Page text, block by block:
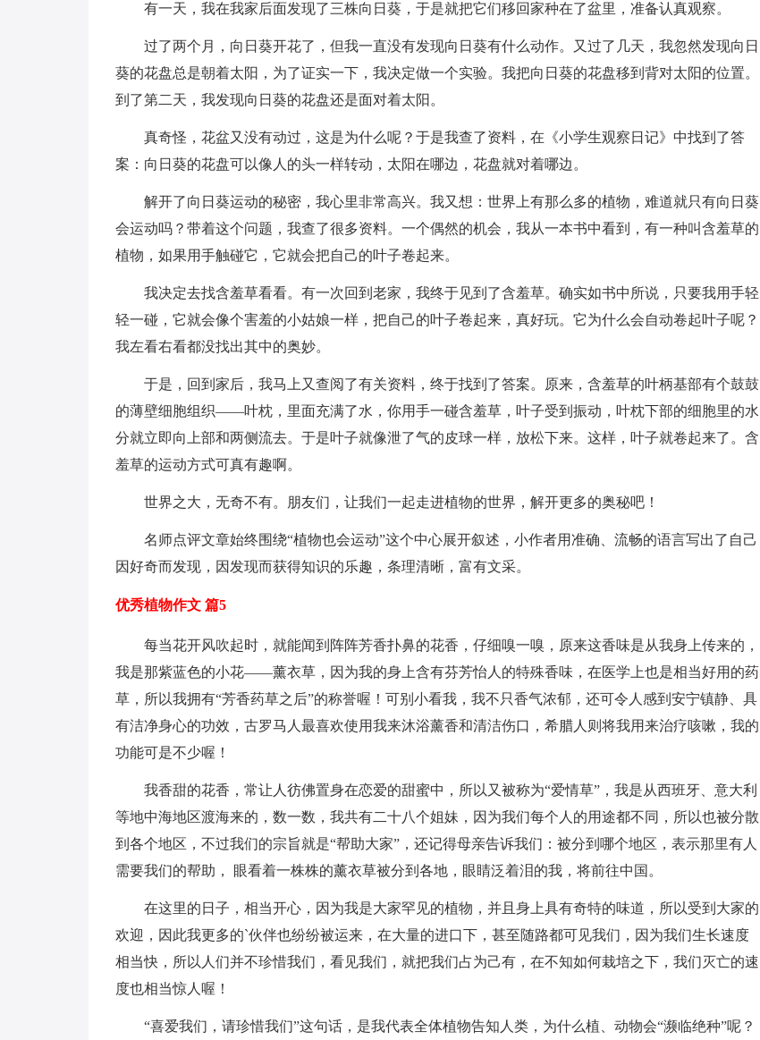
有一天，我在我家后面发现了三株向日葵，于是就把它们移回家种在了盆里，准备认真观察。
过了两个月，向日葵开花了，但我一直没有发现向日葵有什么动作。又过了几天，我忽然发现向日
葵的花盘总是朝着太阳，为了证实一下，我决定做一个实验。我把向日葵的花盘移到背对太阳的位置。
到了第二天，我发现向日葵的花盘还是面对着太阳。
真奇怪，花盆又没有动过，这是为什么呢？于是我查了资料，在《小学生观察日记》中找到了答
案：向日葵的花盘可以像人的头一样转动，太阳在哪边，花盘就对着哪边。
解开了向日葵运动的秘密，我心里非常高兴。我又想：世界上有那么多的植物，难道就只有向日葵
会运动吗？带着这个问题，我查了很多资料。一个偶然的机会，我从一本书中看到，有一种叫含羞草的
植物，如果用手触碰它，它就会把自己的叶子卷起来。
我决定去找含羞草看看。有一次回到老家，我终于见到了含羞草。确实如书中所说，只要我用手轻
轻一碰，它就会像个害羞的小姑娘一样，把自己的叶子卷起来，真好玩。它为什么会自动卷起叶子呢？
我左看右看都没找出其中的奥妙。
于是，回到家后，我马上又查阅了有关资料，终于找到了答案。原来，含羞草的叶柄基部有个鼓鼓
的薄壁细胞组织——叶枕，里面充满了水，你用手一碰含羞草，叶子受到振动，叶枕下部的细胞里的水
分就立即向上部和两侧流去。于是叶子就像泄了气的皮球一样，放松下来。这样，叶子就卷起来了。含
羞草的运动方式可真有趣啊。
世界之大，无奇不有。朋友们，让我们一起走进植物的世界，解开更多的奥秘吧！
名师点评文章始终围绕“植物也会运动”这个中心展开叙述，小作者用准确、流畅的语言写出了自己
因好奇而发现，因发现而获得知识的乐趣，条理清晰，富有文采。
优秀植物作文 篇5
每当花开风吹起时，就能闻到阵阵芳香扑鼻的花香，仔细嗅一嗅，原来这香味是从我身上传来的，
我是那紫蓝色的小花——薰衣草，因为我的身上含有芬芳怡人的特殊香味，在医学上也是相当好用的药
草，所以我拥有“芳香药草之后”的称誉喔！可别小看我，我不只香气浓郁，还可令人感到安宁镇静、具
有洁净身心的功效，古罗马人最喜欢使用我来沐浴薰香和清洁伤口，希腊人则将我用来治疗咳嗽，我的
功能可是不少喔！
我香甜的花香，常让人彷佛置身在恋爱的甜蜜中，所以又被称为“爱情草”，我是从西班牙、意大利
等地中海地区渡海来的，数一数，我共有二十八个姐妹，因为我们每个人的用途都不同，所以也被分散
到各个地区，不过我们的宗旨就是“帮助大家”，还记得母亲告诉我们：被分到哪个地区，表示那里有人
需要我们的帮助， 眼看着一株株的薰衣草被分到各地，眼睛泛着泪的我，将前往中国。
在这里的日子，相当开心，因为我是大家罕见的植物，并且身上具有奇特的味道，所以受到大家的
欢迎，因此我更多的`伙伴也纷纷被运来，在大量的进口下，甚至随路都可见我们，因为我们生长速度
相当快，所以人们并不珍惜我们，看见我们，就把我们占为己有，在不知如何栽培之下，我们灭亡的速
度也相当惊人喔！
“喜爱我们，请珍惜我们”这句话，是我代表全体植物告知人类，为什么植、动物会“濒临绝种”呢？